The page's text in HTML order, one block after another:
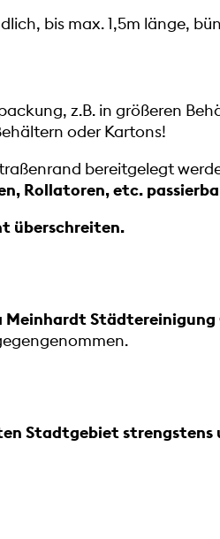
bis max. 1,5m länge,
z.B. in größeren
oder Kartons!
bereitgelegt
Rollatoren, etc.
überschreiten.
Meinhardt Städtereinigung
Stadtgebiet